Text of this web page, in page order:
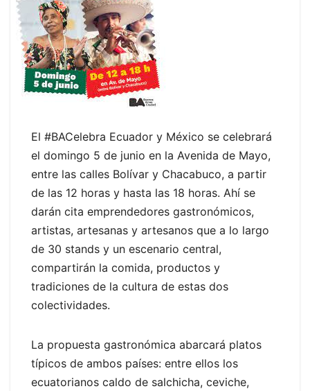
El #BACelebra Ecuador y México se celebrará
el domingo 5 de junio en la Avenida de Mayo,
entre las calles Bolívar y Chacabuco, a partir
de las 12 horas y hasta las 18 horas. Ahí se
darán cita emprendedores gastronómicos,
artistas, artesanas y artesanos que a lo largo
de 30 stands y un escenario central,
compartirán la comida, productos y
tradiciones de la cultura de estas dos
colectividades.
La propuesta gastronómica abarcará platos
típicos de ambos países: entre ellos los
ecuatorianos caldo de salchicha, ceviche,